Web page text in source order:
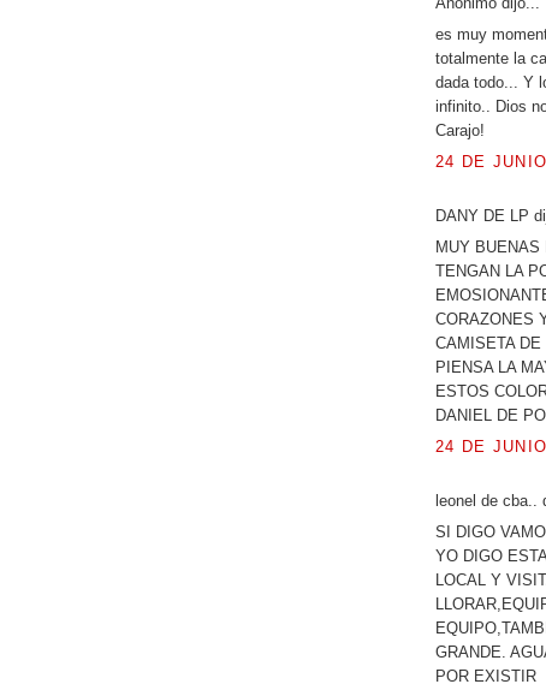
es muy
totalmente la
dada todo... Y
infinito.. Dios
Carajo!
24 DE
DANY DE LP
MUY
TENGAN LA
CORAZONES
CAMISETA
PIENSA LA
ESTOS
DANIEL DE
24 DE
leonel de cba..
SI DIGO
YO DIGO
LOCAL Y
GRANDE.
POR EXISTIR